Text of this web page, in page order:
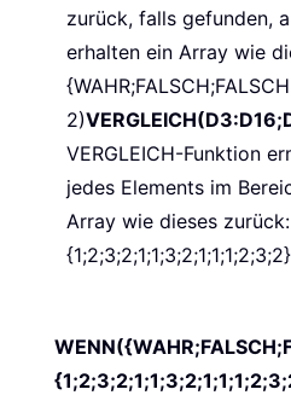
zurück, falls gefunden,
erhalten ein Array wie
2)
VERGLEICH-Funktion
jedes Elements im
Array wie dieses zurück: